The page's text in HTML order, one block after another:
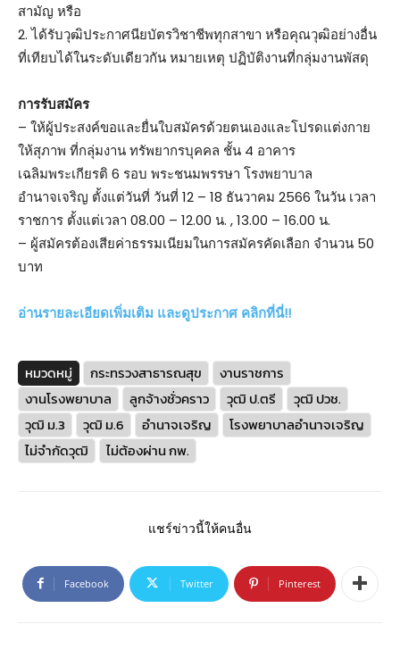
สามัญ หรือ
2. ได้รับวุฒิประกาศนียบัตรวิชาชีพทุกสาขา หรือคุณวุฒิอย่างอื่น
ที่เทียบได้ในระดับเดียวกัน หมายเหตุ ปฏิบัติงานที่กลุ่มงานพัสดุ
การรับสมัคร
– ให้ผู้ประสงค์ขอและยื่นใบสมัครด้วยตนเองและโปรดแต่งกาย
ให้สุภาพ ที่กลุ่มงาน ทรัพยากรบุคคล ชั้น 4 อาคาร
เฉลิมพระเกียรติ 6 รอบ พระชนมพรรษา โรงพยาบาล
อำนาจเจริญ ตั้งแต่วันที่ วันที่ 12 – 18 ธันวาคม 2566 ในวัน เวลา
ราชการ ตั้งแต่เวลา 08.00 – 12.00 น. , 13.00 – 16.00 น.
– ผู้สมัครต้องเสียค่าธรรมเนียมในการสมัครคัดเลือก จำนวน 50
บาท
อ่านรายละเอียดเพิ่มเติม และดูประกาศ คลิกที่นี่!!
หมวดหมู่ กระทรวงสาธารณสุข
งานราชการ
งานโรงพยาบาล
ลูกจ้างชั่วคราว วุฒิ ป.ตรี
วุฒิ ปวช.
วุฒิ ม.3
วุฒิ ม.6 อำนาจเจริญ
โรงพยาบาลอำนาจเจริญ
ไม่จำกัดวุฒิ
ไม่ต้องผ่าน กพ.
แชร์ข่าวนี้ให้คนอื่น
Facebook Twitter Pinterest